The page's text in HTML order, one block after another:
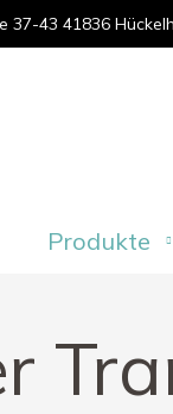
43 41836
Produkte